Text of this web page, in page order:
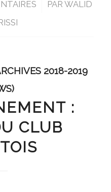
/ PAR WALID
2018-2019
:
CLUB